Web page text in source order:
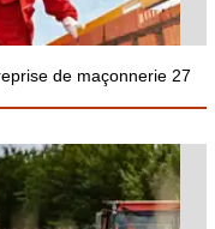
de maçonnerie 27